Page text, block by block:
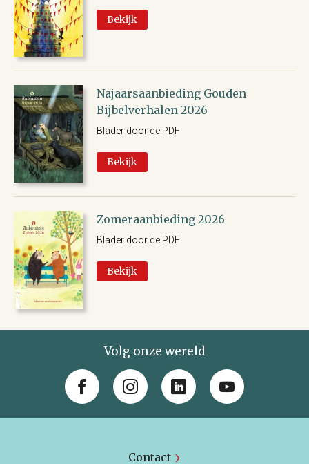
Bekijk
Najaarsaanbieding Gouden
Bijbelverhalen 2026
Blader door de PDF
Bekijk
Zomeraanbieding 2026
Blader door de PDF
Bekijk
Volg onze wereld
Contact